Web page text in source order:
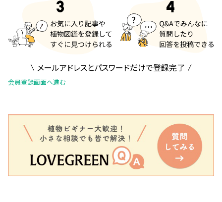
メールアドレスとパスワードだけで登録完了
会員登録画面へ進む